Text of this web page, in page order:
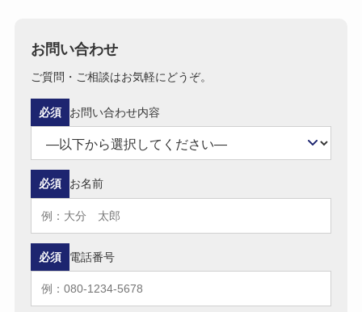
お問い合わせ
ご質問・ご相談はお気軽にどうぞ。
お問い合わせ内容
必須
お名前
必須
電話番号
必須